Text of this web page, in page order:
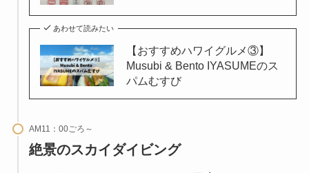
あわせて読みたい
【おすすめハワイグルメ③】
Musubi & Bento IYASUMEのス
パムむすび
AM11：00ごろ～
絶景のスカイダイビング